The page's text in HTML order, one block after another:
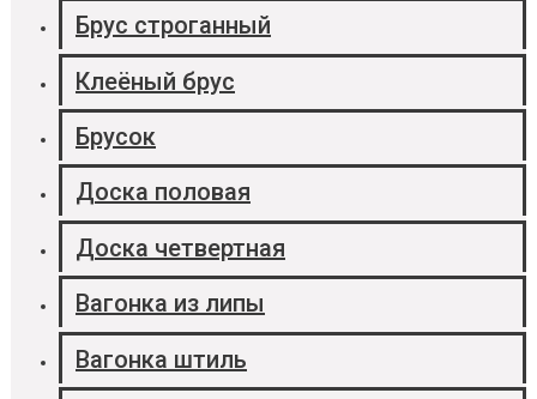
Брус строганный
Клеёный брус
Брусок
Доска половая
Доска четвертная
Вагонка из липы
Вагонка штиль